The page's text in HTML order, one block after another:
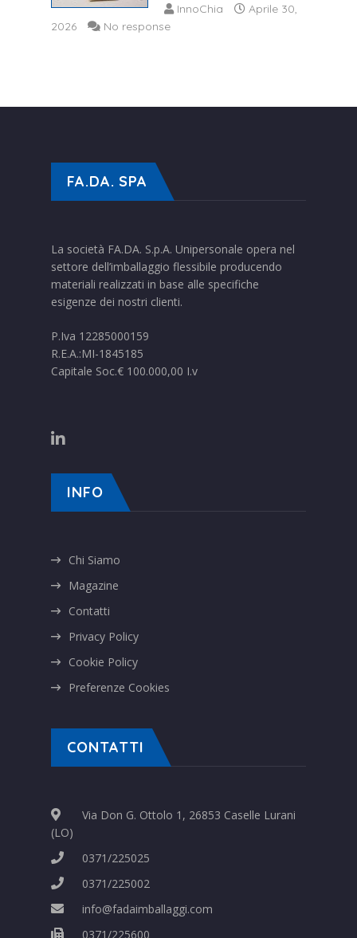
InnoChia
Aprile 30,
2026
No response
FA.DA. SPA
La società FA.DA. S.p.A. Unipersonale opera nel
settore dell’imballaggio flessibile producendo
materiali realizzati in base alle specifiche
esigenze dei nostri clienti.
P.Iva 12285000159
R.E.A.:MI-1845185
Capitale Soc.€ 100.000,00 I.v
INFO
Chi Siamo
Magazine
Contatti
Privacy Policy
Cookie Policy
Preferenze Cookies
CONTATTI
Via Don G. Ottolo 1, 26853 Caselle Lurani
(LO)
0371/225025
0371/225002
info@fadaimballaggi.com
0371/225600